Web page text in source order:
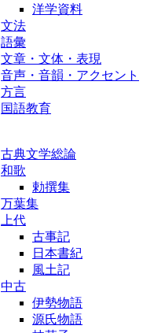
洋学資料
文法
語彙
文章・文体・表現
音声・音韻・アクセント
方言
国語教育
古典文学総論
和歌
勅撰集
万葉集
上代
古事記
日本書紀
風土記
中古
伊勢物語
源氏物語